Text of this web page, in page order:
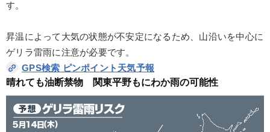
す。
昇温によって大気の状態が不安定になるため、山沿いを中心に
ゲリラ雷雨に注意が必要です。
GPS検索 ピンポイント天気予報
晴れても油断禁物　関東平野もにわか雨の可能性